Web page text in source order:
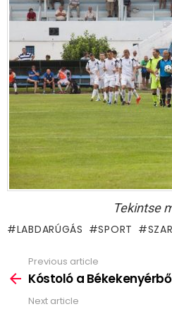
Tekintse
LABDARÚGÁS SPORT
more
Previous article
Kóstoló a
Next article